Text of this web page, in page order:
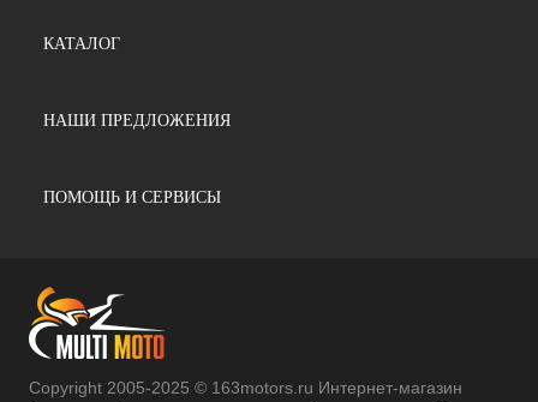
КАТАЛОГ
НАШИ ПРЕДЛОЖЕНИЯ
ПОМОЩЬ И СЕРВИСЫ
Copyright 2005-2025 © 163motors.ru Интернет-магазин